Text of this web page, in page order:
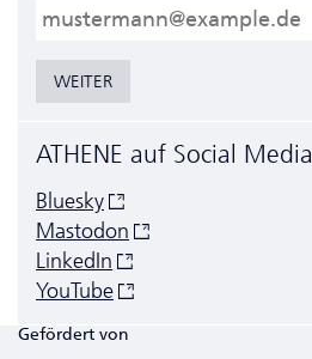
E-Mail
WEITER
ATHENE auf Social Media
Bluesky
Mastodon
LinkedIn
YouTube
Gefördert von